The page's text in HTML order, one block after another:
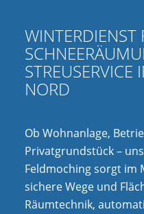
NORD
Ob Wohnanlage,
Privatgrundstück –
Feldmoching sorgt im
sichere Wege und
Räumtechnik,